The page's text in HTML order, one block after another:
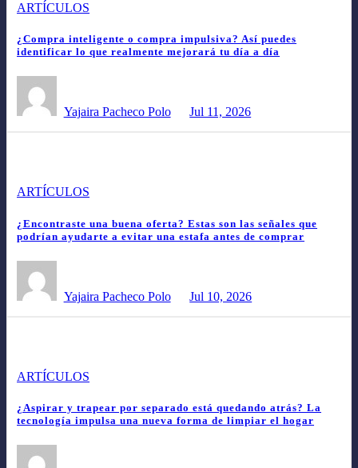
ARTÍCULOS
¿Compra inteligente o compra impulsiva? Así puedes
identificar lo que realmente mejorará tu día a día
Yajaira Pacheco Polo Jul 11, 2026
ARTÍCULOS
¿Encontraste una buena oferta? Estas son las señales que
podrían ayudarte a evitar una estafa antes de comprar
Yajaira Pacheco Polo Jul 10, 2026
ARTÍCULOS
¿Aspirar y trapear por separado está quedando atrás? La
tecnología impulsa una nueva forma de limpiar el hogar